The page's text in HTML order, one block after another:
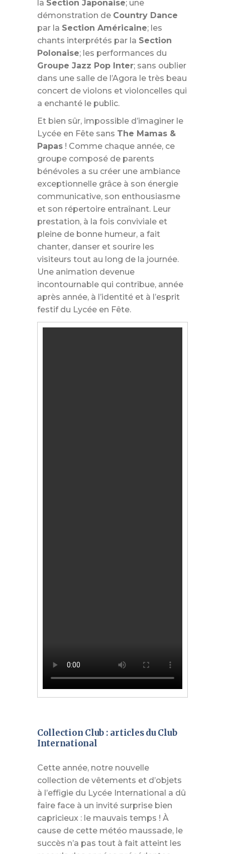
la Section Japonaise; une
démonstration de Country Dance
par la Section Américaine; les
chants interprétés par la Section
Polonaise; les performances du
Groupe Jazz Pop Inter; sans oublier
dans une salle de l’Agora le très beau
concert de violons et violoncelles qui
a enchanté le public.
Et bien sûr, impossible d’imaginer le
Lycée en Fête sans The Mamas &
Papas ! Comme chaque année, ce
groupe composé de parents
bénévoles a su créer une ambiance
exceptionnelle grâce à son énergie
communicative, son enthousiasme
et son répertoire entraînant. Leur
prestation, à la fois conviviale et
pleine de bonne humeur, a fait
chanter, danser et sourire les
visiteurs tout au long de la journée.
Une animation devenue
incontournable qui contribue, année
après année, à l’identité et à l’esprit
festif du Lycée en Fête.
Collection Club : articles du Club
International
Cette année, notre nouvelle
collection de vêtements et d’objets
à l’effigie du Lycée International a dû
faire face à un invité surprise bien
capricieux : le mauvais temps ! À
cause de cette météo maussade, le
succès n’a pas tout à fait atteint les